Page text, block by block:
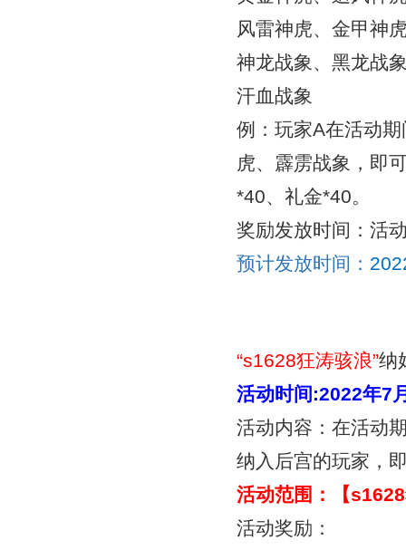
风雷神虎、金甲神
神龙战象、黑龙战
汗血战象
例：玩家A在活动
虎、霹雳战象，即
*40、礼金*40。
奖励发放时间：活
预计发放时间：
“s1628狂涛骇浪”纳
活动时间:2022年7
活动内容：在活动
纳入后宫的玩家，
活动范围：【
活动奖励：